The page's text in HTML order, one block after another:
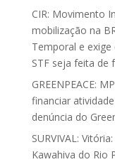
CIR: Movimento
mobilização na
Temporal e
STF seja feita de
GREENPEACE:
financiar
denúncia do
SURVIVAL:
Kawahiva do Rio